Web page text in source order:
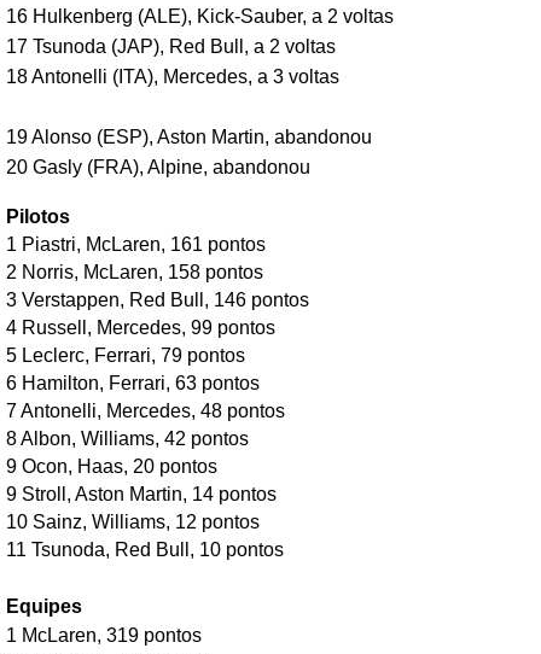
16 Hulkenberg (ALE), Kick-Sauber, a 2 voltas
17 Tsunoda (JAP), Red Bull, a 2 voltas
18 Antonelli (ITA), Mercedes, a 3 voltas
19 Alonso (ESP), Aston Martin, abandonou
20 Gasly (FRA), Alpine, abandonou
Pilotos
1 Piastri, McLaren, 161 pontos
2 Norris, McLaren, 158 pontos
3 Verstappen, Red Bull, 146 pontos
4 Russell, Mercedes, 99 pontos
5 Leclerc, Ferrari, 79 pontos
6 Hamilton, Ferrari, 63 pontos
7 Antonelli, Mercedes, 48 pontos
8 Albon, Williams, 42 pontos
9 Ocon, Haas, 20 pontos
9 Stroll, Aston Martin, 14 pontos
10 Sainz, Williams, 12 pontos
11 Tsunoda, Red Bull, 10 pontos
Equipes
1 McLaren, 319 pontos